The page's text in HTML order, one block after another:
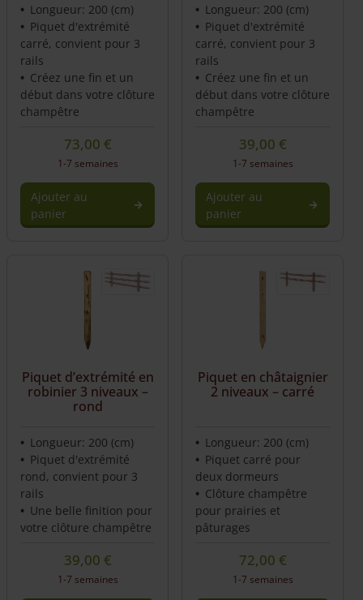
Longueur: 200 (cm)
Piquet d'extrémité
carré, convient pour 3
rails
Créez une fin et un
début dans votre clôture
champêtre
73,00 €
1-7 semaines
Ajouter au
panier
Longueur: 200 (cm)
Piquet d'extrémité
carré, convient pour 3
rails
Créez une fin et un
début dans votre clôture
champêtre
39,00 €
1-7 semaines
Ajouter au
panier
Piquet d’extrémité en
robinier 3 niveaux –
rond
Longueur: 200 (cm)
Piquet d'extrémité
rond, convient pour 3
rails
Une belle finition pour
votre clôture champêtre
39,00 €
1-7 semaines
Piquet en châtaignier
2 niveaux – carré
Longueur: 200 (cm)
Piquet carré pour
deux dormeurs
Clôture champêtre
pour prairies et
pâturages
72,00 €
1-7 semaines